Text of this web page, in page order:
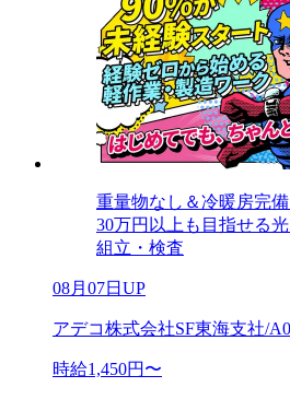
重量物なし＆冷暖房完
30万円以上も目指せる
組立・検査
08月07日UP
アデコ株式会社SF東海支社/
時給1,450円〜